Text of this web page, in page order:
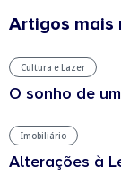
Artigos mais
Cultura e Lazer
O sonho de
Imobiliário
Alterações à